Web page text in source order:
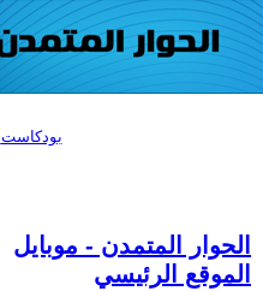
بودكاست
الحوار المتمدن - موبايل
الموقع الرئيسي